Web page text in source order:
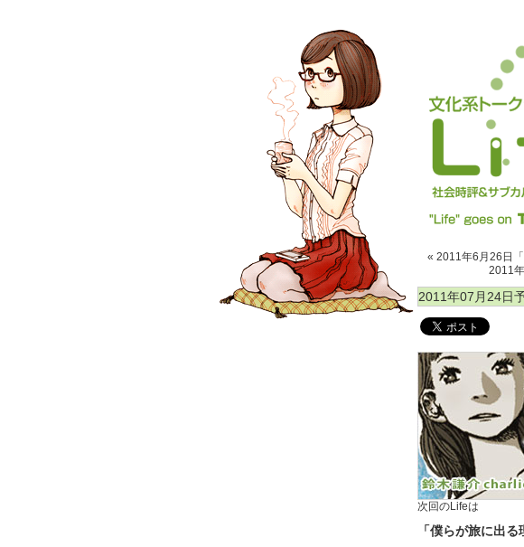
« 2011年6月26日
2011
2011年07月24日
次回のLifeは
「僕らが旅に出る